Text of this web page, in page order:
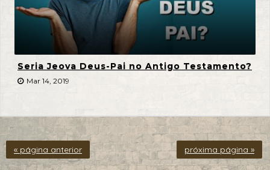
Seria Jeova Deus-Pai no Antigo Testamento?
Mar 14, 2019
« página anterior próxima página »